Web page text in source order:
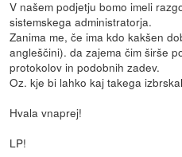
V našem podjetju bomo imeli
sistemskega administratorja.
Zanima me, če ima kdo kakšen
angleščini). da zajema čim širše
protokolov in podobnih zadev.
Oz. kje bi lahko kaj takega
Hvala vnaprej!
LP!